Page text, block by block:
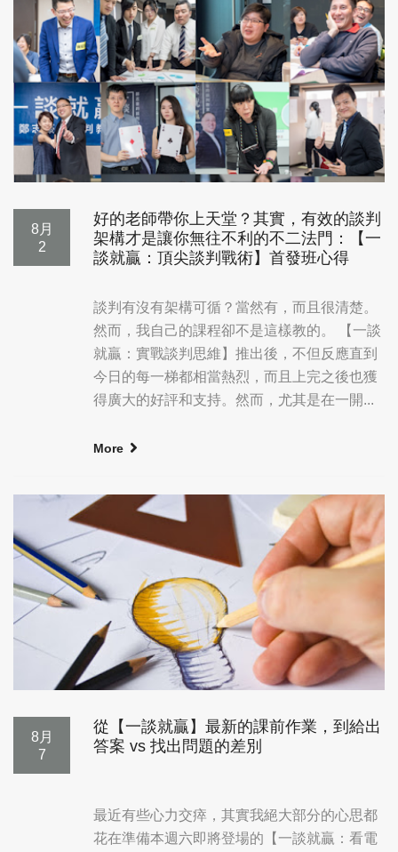
8月
2
好的老師帶你上天堂？其實，有效的談判
架構才是讓你無往不利的不二法門：【一
談就贏：頂尖談判戰術】首發班心得
談判有沒有架構可循？當然有，而且很清楚。
然而，我自己的課程卻不是這樣教的。 【一談
就贏：實戰談判思維】推出後，不但反應直到
今日的每一梯都相當熱烈，而且上完之後也獲
得廣大的好評和支持。然而，尤其是在一開...
More
8月
7
從【一談就贏】最新的課前作業，到給出
答案 vs 找出問題的差別
最近有些心力交瘁，其實我絕大部分的心思都
花在準備本週六即將登場的【一談就贏：看電